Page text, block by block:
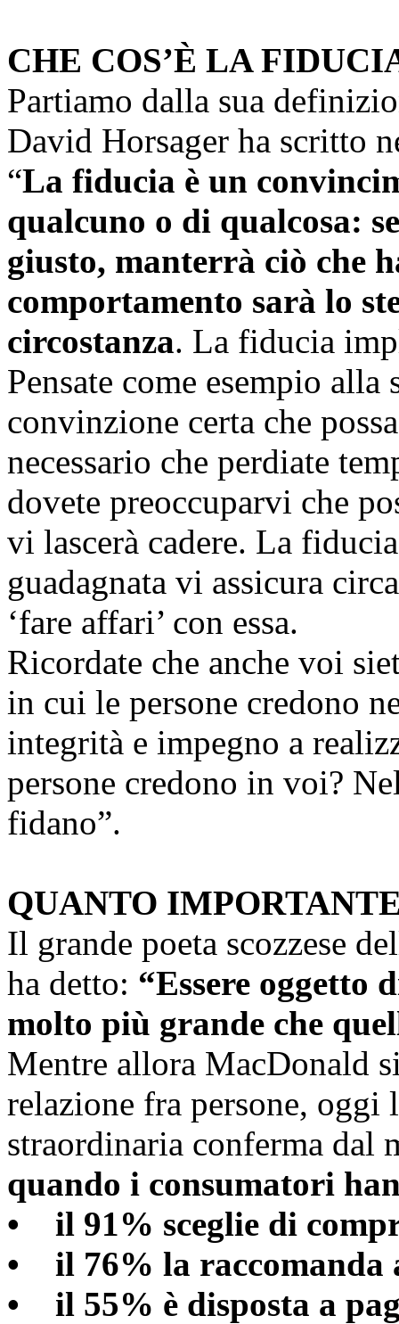
CHE COS’È LA
Partiamo dalla sua
David Horsager ha scritto
“La fiducia è un
qualcuno o di qualcosa:
giusto, manterrà ciò che
comportamento sarà lo
circostanza. La fiducia
Pensate come esempio
convinzione certa che
necessario che perdiate
dovete preoccuparvi che
vi lascerà cadere. La
guadagnata vi assicura
‘fare affari’ con essa.
Ricordate che anche voi
in cui le persone credono
integrità e impegno a
persone credono in voi?
fidano”.
QUANTO
Il grande poeta scozzese
ha detto: “Essere oggetto
molto più grande che
Mentre allora MacDonald
relazione fra persone, oggi
straordinaria conferma dal
quando i consumatori
• il 91% sceglie di
• il 76% la raccomanda
• il 55% è disposta a